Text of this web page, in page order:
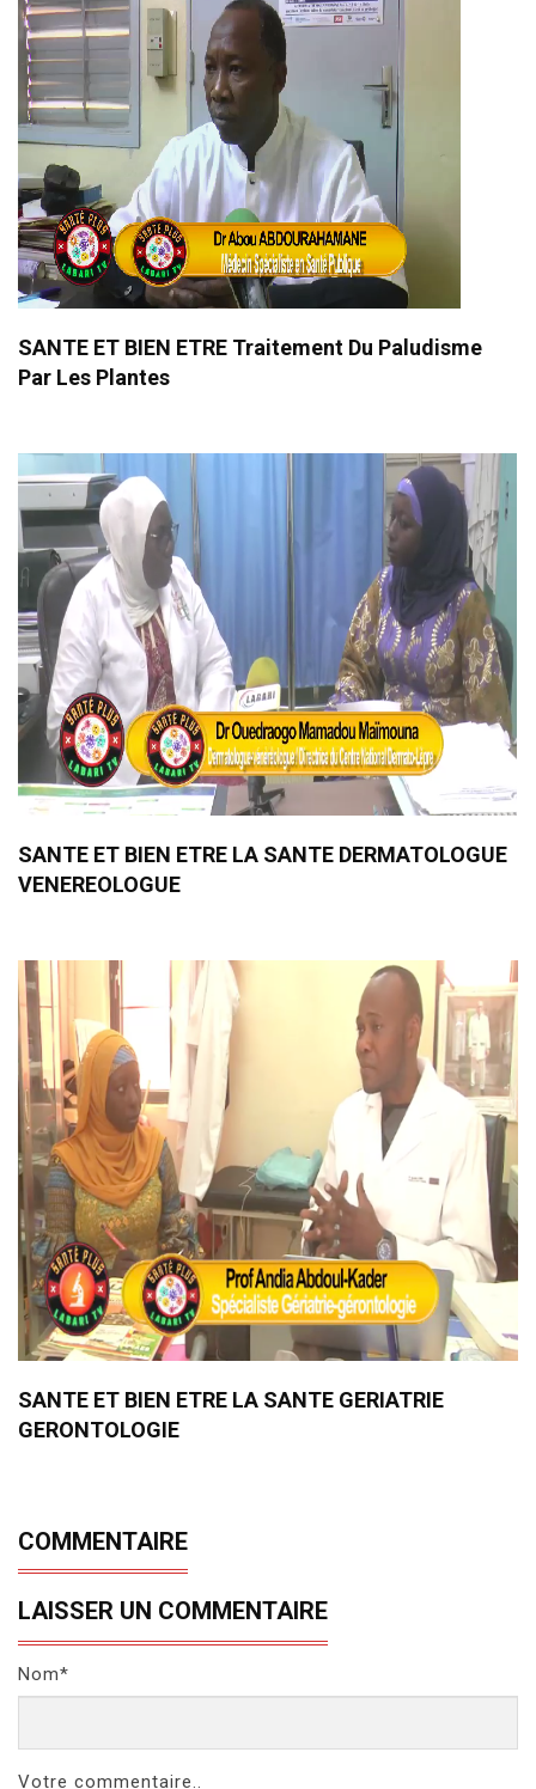
SANTE ET BIEN ETRE Traitement Du Paludisme
Par Les Plantes
SANTE ET BIEN ETRE LA SANTE DERMATOLOGUE
VENEREOLOGUE
SANTE ET BIEN ETRE LA SANTE GERIATRIE
GERONTOLOGIE
COMMENTAIRE
LAISSER UN COMMENTAIRE
Nom*
Votre commentaire..